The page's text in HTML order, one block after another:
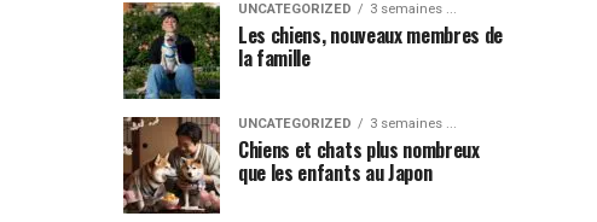
UNCATEGORIZED 3 semaines ...
Les chiens, nouveaux membres de
la famille
UNCATEGORIZED 3 semaines ...
Chiens et chats plus nombreux
que les enfants au Japon